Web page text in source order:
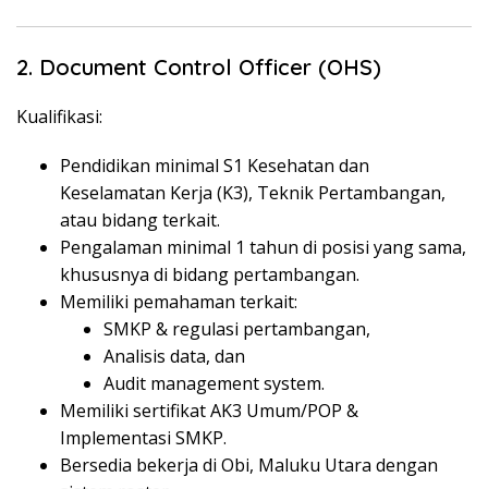
2. Document Control Officer (OHS)
Kualifikasi:
Pendidikan minimal S1 Kesehatan dan
Keselamatan Kerja (K3), Teknik Pertambangan,
atau bidang terkait.
Pengalaman minimal 1 tahun di posisi yang sama,
khususnya di bidang pertambangan.
Memiliki pemahaman terkait:
SMKP & regulasi pertambangan,
Analisis data, dan
Audit management system.
Memiliki sertifikat AK3 Umum/POP &
Implementasi SMKP.
Bersedia bekerja di Obi, Maluku Utara dengan